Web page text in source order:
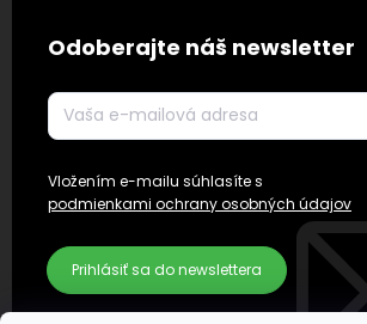
Odoberajte náš newsletter
Vložením e-mailu súhlasíte s
podmienkami ochrany osobných údajov
Prihlásiť sa do newslettera